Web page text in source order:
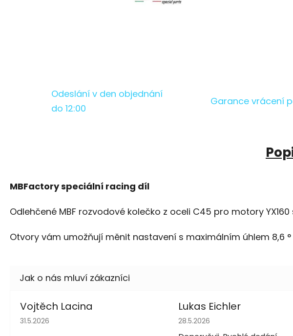
Odeslání v den objednání
do 12:00
Garance vrácení
MBFactory speciální racing díl
Odlehčené MBF rozvodové kolečko z oceli C45 pro motory YX160
Otvory vám umožňují měnit nastavení s maximálním úhlem 8,6 °
Vojtěch Lacina
Hodnocení obchodu je 5 z 5 hvězdiček.
31.5.2026
Lukas Eichler
Hodnocení obchodu je 5 z 5
28.5.2026